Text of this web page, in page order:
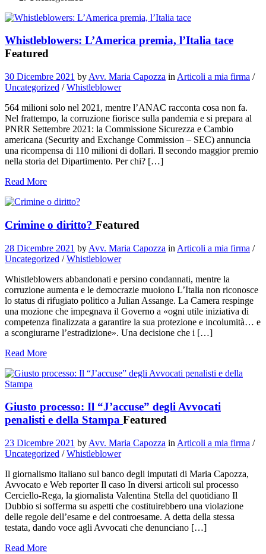
Whistleblowers: L’America premia, l’Italia tace
Featured
30 Dicembre 2021 by Avv. Maria Capozza in Articoli a mia firma /
Uncategorized /Whistleblower
564 milioni solo nel 2021, mentre l’ANAC racconta cosa non fa.
Nel frattempo, la corruzione fiorisce sulla pandemia e si prepara al
PNRR Settembre 2021: la Commissione Sicurezza e Cambio
americana (Security and Exchange Commission – SEC) annuncia
una ricompensa di 110 milioni di dollari. Il secondo maggior premio
nella storia del Dipartimento. Per chi? […]
Read More
Crimine o diritto? Featured
28 Dicembre 2021 by Avv. Maria Capozza in Articoli a mia firma /
Uncategorized /Whistleblower
Whistleblowers abbandonati e persino condannati, mentre la
corruzione aumenta e le democrazie muoiono L’Italia non riconosce
lo status di rifugiato politico a Julian Assange. La Camera respinge
una mozione che impegnava il Governo a «ogni utile iniziativa di
competenza finalizzata a garantire la sua protezione e incolumità… e
a scongiurarne l’estradizione». Una decisione che i […]
Read More
Giusto processo: Il “J’accuse” degli Avvocati
penalisti e della Stampa Featured
23 Dicembre 2021 by Avv. Maria Capozza in Articoli a mia firma /
Uncategorized /Whistleblower
Il giornalismo italiano sul banco degli imputati di Maria Capozza,
Avvocato e Web reporter Il caso In diversi articoli sul processo
Cerciello-Rega, la giornalista Valentina Stella del quotidiano Il
Dubbio si sofferma su aspetti che costituirebbero una violazione
delle regole dell’esame e del controesame. A detta della stessa
testata, dando voce agli Avvocati che denunciano […]
Read More